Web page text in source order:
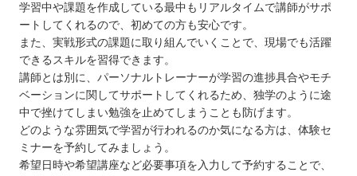
学習中や課題を作成している最中もリアルタイムで講師がサポ
ートしてくれるので、初めての方も安心です。
また、実戦形式の課題に取り組んでいくことで、現場でも活躍
できるスキルを習得できます。
講師とは別に、パーソナルトレーナーが学習の進捗具合やモチ
ベーションに関してサポートしてくれるため、独学のように途
中で挫けてしまい勉強を止めてしまうことも防げます。
どのような雰囲気で学習が行われるのか気になる方は、体験セ
ミナーを予約してみましょう。
希望日時や希望講座など必要事項を入力して予約することで、